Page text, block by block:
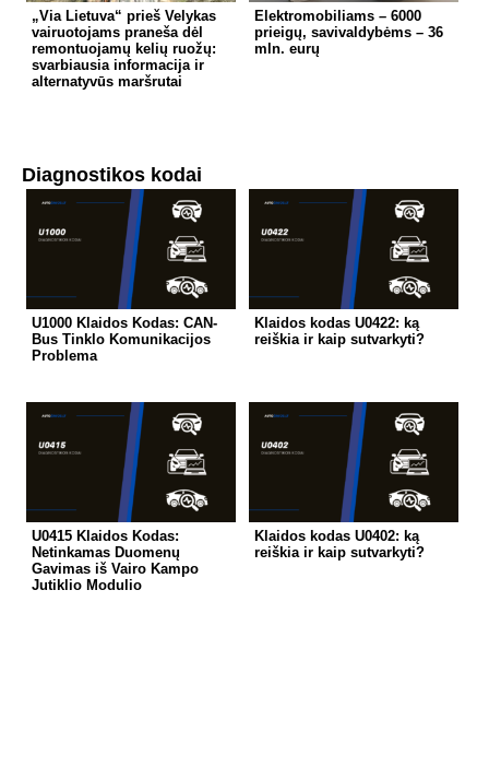
„Via Lietuva“ prieš Velykas
vairuotojams praneša dėl
remontuojamų kelių ruožų:
svarbiausia informacija ir
alternatyvūs maršrutai
Elektromobiliams – 6000
prieigų, savivaldybėms – 36
mln. eurų
Diagnostikos kodai
U1000 Klaidos Kodas: CAN-
Bus Tinklo Komunikacijos
Problema
Klaidos kodas U0422: ką
reiškia ir kaip sutvarkyti?
U0415 Klaidos Kodas:
Netinkamas Duomenų
Gavimas iš Vairo Kampo
Jutiklio Modulio
Klaidos kodas U0402: ką
reiškia ir kaip sutvarkyti?